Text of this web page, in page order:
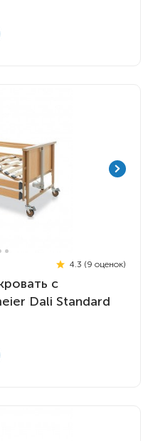
4.3 (9 оценок)
с
Dali Standard